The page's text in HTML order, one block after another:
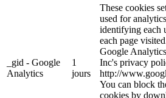
_gid - Google
Analytics
1
jours
These cookies
used for
identifying each
each page
Google
Inc's privacy
http://
You can block
cookies by